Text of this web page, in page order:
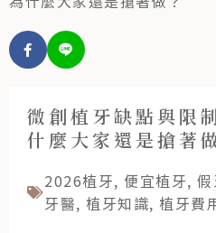
微創植牙缺點與限
什麼大家還是搶著
2026植牙, 便宜植牙,
牙醫, 植牙知識, 植牙費